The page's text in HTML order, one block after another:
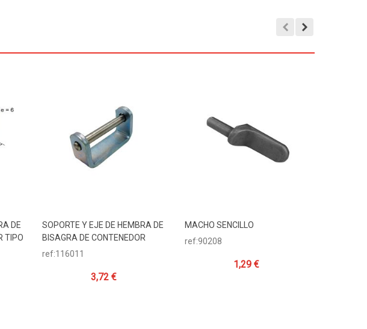
DE
TIPO
Añadir Al Carrito
SOPORTE Y EJE DE HEMBRA DE
BISAGRA DE CONTENEDOR
ref:116011
3,72 €
Añadir Al Carrito
MACHO SENCILLO
ref:90208
1,29 €